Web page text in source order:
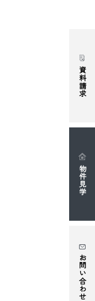
資料請求
物件見学
お問い合わせ